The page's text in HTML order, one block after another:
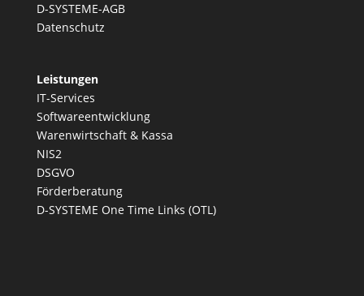
D-SYSTEME-AGB
Datenschutz
Leistungen
IT-Services
Softwareentwicklung
Warenwirtschaft & Kassa
NIS2
DSGVO
Förderberatung
D-SYSTEME One Time Links (OTL)